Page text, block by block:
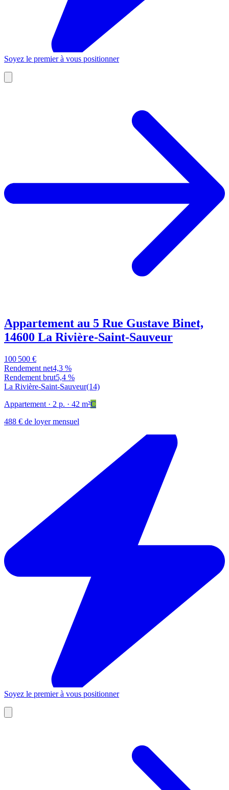
Soyez le premier à vous positionner
Appartement au 5 Rue Gustave Binet,
14600 La Rivière-Saint-Sauveur
100 500 €
Rendement net4,3 %
Rendement brut5,4 %
La Rivière-Saint-Sauveur(14)
Appartement · 2 p. · 42 m²C
488 € de loyer mensuel
Soyez le premier à vous positionner